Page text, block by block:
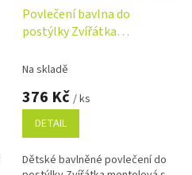
Povlečení bavlna do
postýlky Zvířátka
cm
Na skladě
376 Kč / ks
DETAIL
Dětské bavlněné povlečení do